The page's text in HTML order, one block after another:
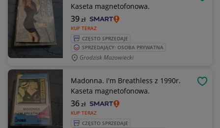
Kaseta magnetofonowa.
KUP TERAZ
39zł
CZĘSTO SPRZEDAJE
SPRZEDAJĄCY: OSOBA PRYWATNA
Grodzisk Mazowiecki
Madonna. I'm Breathless z 1990r.
Kaseta magnetofonowa.
KUP TERAZ
36zł
CZĘSTO SPRZEDAJE